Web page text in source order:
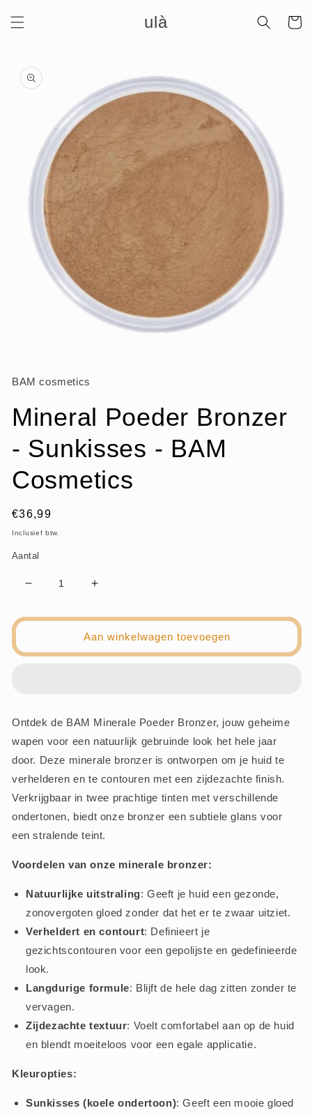
naar de
content
ulà
Ga direct naar
productinformatie
openen
in
BAM cosmetics
Mineral Poeder Bronzer
- Sunkisses - BAM
Cosmetics
Normale
prijs
€36,99
Inclusief btw.
Aantal
Aantal
voor
BAM
Aantal
voor
Mineral
BAM
Cosmetics
Aan winkelwagen toevoegen
Ontdek de BAM Minerale Poeder Bronzer, jouw geheime
wapen voor een natuurlijk gebruinde look het hele jaar
door. Deze minerale bronzer is ontworpen om je huid te
verhelderen en te contouren met een zijdezachte finish.
Verkrijgbaar in twee prachtige tinten met verschillende
ondertonen, biedt onze bronzer een subtiele glans voor
een stralende teint.
Voordelen van onze minerale bronzer:
Natuurlijke uitstraling: Geeft je huid een gezonde,
zonovergoten gloed zonder dat het er te zwaar uitziet.
Verheldert en contourt: Definieert je
gezichtscontouren voor een gepolijste en gedefinieerde
look.
Langdurige formule: Blijft de hele dag zitten zonder te
vervagen.
Zijdezachte textuur: Voelt comfortabel aan op de huid
en blendt moeiteloos voor een egale applicatie.
Kleuropties:
Sunkisses (koele ondertoon): Geeft een mooie gloed